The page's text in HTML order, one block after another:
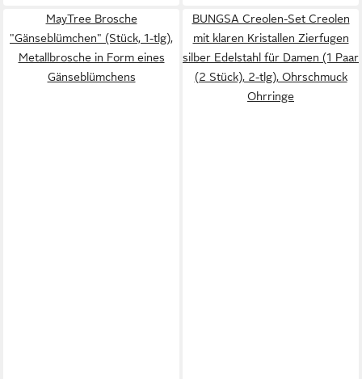
MayTree Brosche
"Gänseblümchen" (Stück, 1-tlg),
Metallbrosche in Form eines
Gänseblümchens
BUNGSA Creolen-Set Creolen
mit klaren Kristallen Zierfugen
silber Edelstahl für Damen (1 Paar
(2 Stück), 2-tlg), Ohrschmuck
Ohrringe